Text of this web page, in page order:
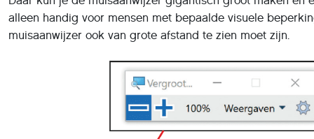
alleen handig voor mensen met bepaalde visuele
muisaanwijzer ook van grote afstand te zien moet zijn.